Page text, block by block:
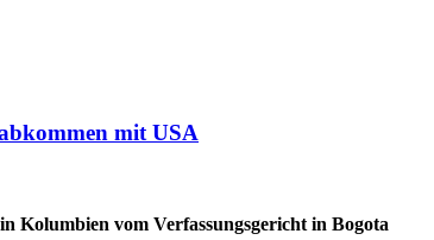
mit USA
Kolumbien vom Verfassungsgericht in Bogota